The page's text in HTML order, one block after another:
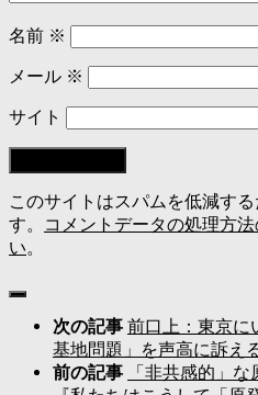
名前 ※
メール ※
サイト
このサイトはスパムを低減す
す。
コメントデータの処理方
い。
次の記事 前口上：東京に
基地問題」を声高に訴え
前の記事
「非共感的」